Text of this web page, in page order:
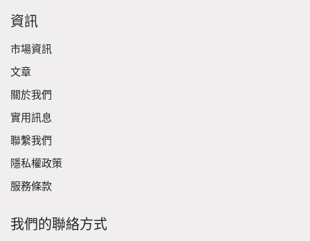
資訊
市場資訊
文章
關於我們
實用訊息
聯繫我們
隱私權政策
服務條款
我們的聯絡方式